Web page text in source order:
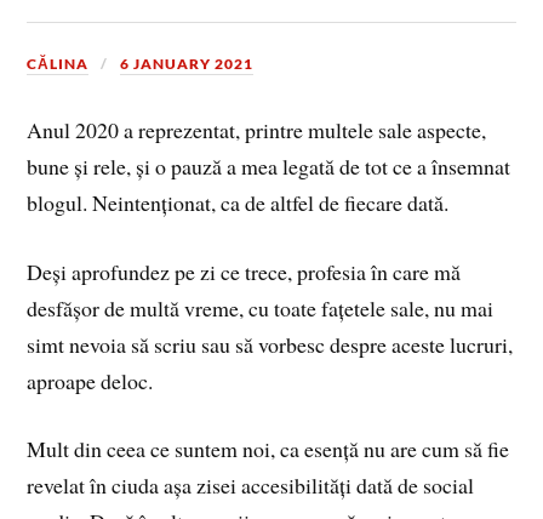
CĂLINA 6 JANUARY 2021
Anul 2020 a reprezentat, printre multele sale aspecte,
bune și rele, și o pauză a mea legată de tot ce a însemnat
blogul. Neintenționat, ca de altfel de fiecare dată.
Deși aprofundez pe zi ce trece, profesia în care mă
desfășor de multă vreme, cu toate fațetele sale, nu mai
simt nevoia să scriu sau să vorbesc despre aceste lucruri,
aproape deloc.
Mult din ceea ce suntem noi, ca esență nu are cum să fie
revelat în ciuda așa zisei accesibilități dată de social